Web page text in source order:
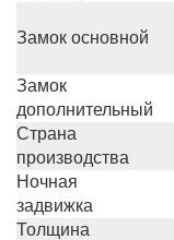
Замок основной
Замок
дополнительный
Страна
производства
Ночная
задвижка
Толщина